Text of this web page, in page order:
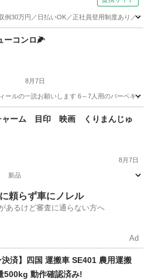
例30万円／日払いOK／正社員登用制度あり
ーコンロ🌽
8月7日
ルの一読お願いします 6～7人用のバーベキュ
の他 バーベキュー
ャーム 目印 映画 くりまんじゅ
8月7日
新品
その他
頼らず車にノレル
あるけど審査に通らない方へ
Ad
】四国 運搬車 SE401 農用運搬
500kg 動作確認済み!